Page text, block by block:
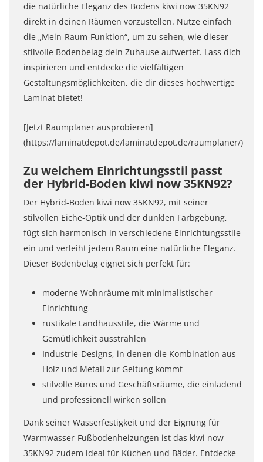
die natürliche Eleganz des Bodens kiwi now 35KN92
direkt in deinen Räumen vorzustellen. Nutze einfach
die „Mein-Raum-Funktion“, um zu sehen, wie dieser
stilvolle Bodenbelag dein Zuhause aufwertet. Lass dich
inspirieren und entdecke die vielfältigen
Gestaltungsmöglichkeiten, die dir dieses hochwertige
Laminat bietet!
[Jetzt Raumplaner ausprobieren]
(https://laminatdepot.de/laminatdepot.de/raumplaner/)
Zu welchem Einrichtungsstil passt
der Hybrid-Boden kiwi now 35KN92?
Der Hybrid-Boden kiwi now 35KN92, mit seiner
stilvollen Eiche-Optik und der dunklen Farbgebung,
fügt sich harmonisch in verschiedene Einrichtungsstile
ein und verleiht jedem Raum eine natürliche Eleganz.
Dieser Bodenbelag eignet sich perfekt für:
moderne Wohnräume mit minimalistischer
Einrichtung
rustikale Landhausstile, die Wärme und
Gemütlichkeit ausstrahlen
Industrie-Designs, in denen die Kombination aus
Holz und Metall zur Geltung kommt
stilvolle Büros und Geschäftsräume, die einladend
und professionell wirken sollen
Dank seiner Wasserfestigkeit und der Eignung für
Warmwasser-Fußbodenheizungen ist das kiwi now
35KN92 zudem ideal für Küchen und Bäder. Entdecke